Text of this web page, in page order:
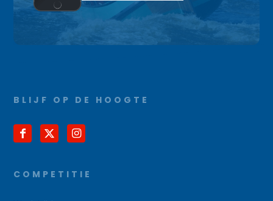
BLIJF OP DE HOOGTE
COMPETITIE